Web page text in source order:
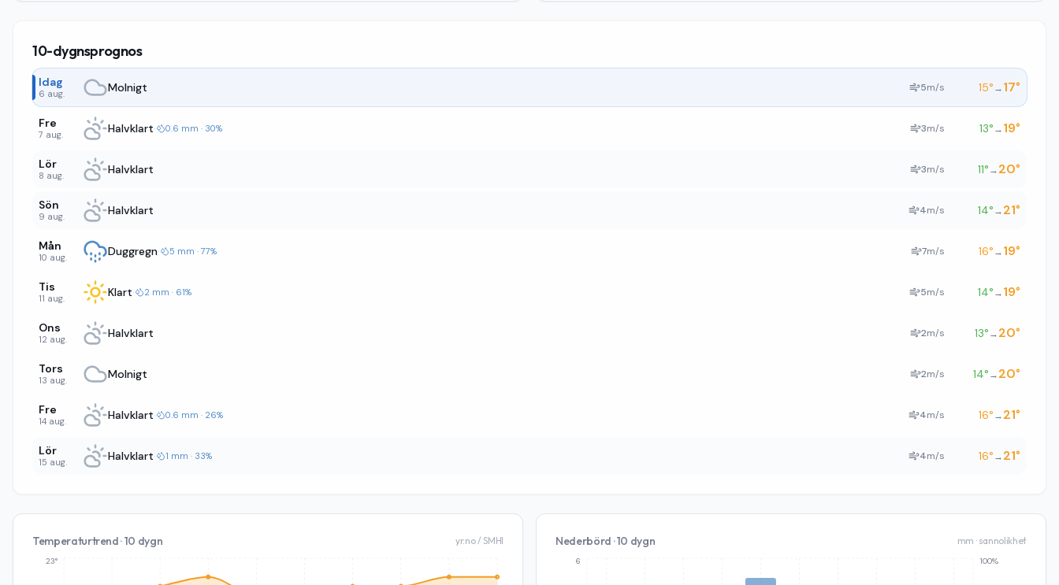
10-dygnsprognos
Idag
6 aug. Molnigt 5m/s 15°→17°
Fre
7 aug. Halvklart· 0.6 mm · 30% 3m/s 13°→19°
Lör
8 aug. Halvklart 3m/s 11°→20°
Sön
9 aug. Halvklart 4m/s 14°→21°
Mån
10 aug. Duggregn· 5 mm · 77% 7m/s 16°→19°
Tis
11 aug. Klart· 2 mm · 61% 5m/s 14°→19°
Ons
12 aug. Halvklart 2m/s 13°→20°
Tors
13 aug. Molnigt 2m/s 14°→20°
Fre
14 aug. Halvklart· 0.6 mm · 26% 4m/s 16°→21°
Lör
15 aug. Halvklart· 1 mm · 33% 4m/s 16°→21°
Temperaturtrend · 10 dygn yr.no / SMHI
23°
Nederbörd · 10 dygn mm · sannolikhet
6 100%